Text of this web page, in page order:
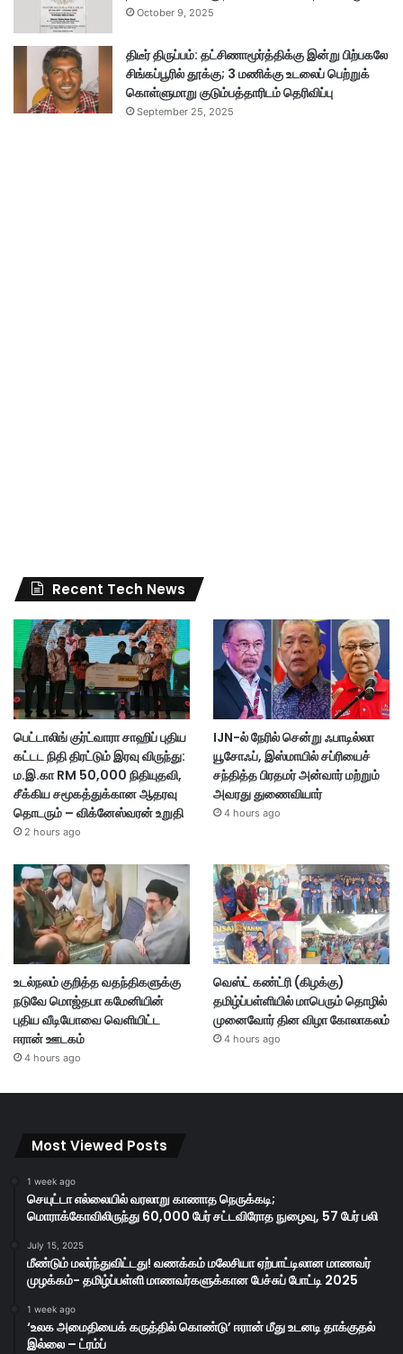
October 9, 2025
திடீர் திருப்பம்: தட்சிணாமூர்த்திக்கு இன்று பிற்பகலே
சிங்கப்பூரில் தூக்கு; 3 மணிக்கு உடலைப் பெற்றுக்
கொள்ளுமாறு குடும்பத்தாரிடம் தெரிவிப்பு
September 25, 2025
Recent Tech News
பெட்டாலிங் குர்ட்வாரா சாஹிப் புதிய
கட்டட நிதி திரட்டும் இரவு விருந்து:
ம.இ.கா RM 50,000 நிதியுதவி,
சீக்கிய சமூகத்துக்கான ஆதரவு
தொடரும் – விக்னேஸ்வரன் உறுதி
2 hours ago
IJN-ல் நேரில் சென்று ஃபாடில்லா
யூசோஃப், இஸ்மாயில் சப்ரியைச்
சந்தித்த பிரதமர் அன்வார் மற்றும்
அவரது துணைவியார்
4 hours ago
உடல்நலம் குறித்த வதந்திகளுக்கு
நடுவே மொஜ்தபா கமேனியின்
புதிய வீடியோவை வெளியிட்ட
ஈரான் ஊடகம்
4 hours ago
வெஸ்ட் கண்ட்ரி (கிழக்கு)
தமிழ்ப்பள்ளியில் மாபெரும் தொழில்
முனைவோர் தின விழா கோலாகலம்
4 hours ago
Most Viewed Posts
1 week ago
செயுட்டா எல்லையில் வரலாறு காணாத நெருக்கடி;
மொராக்கோவிலிருந்து 60,000 பேர் சட்டவிரோத நுழைவு, 57 பேர் பலி
July 15, 2025
மீண்டும் மலர்ந்துவிட்டது! வணக்கம் மலேசியா ஏற்பாட்டிலான மாணவர்
முழக்கம்- தமிழ்ப்பள்ளி மாணவர்களுக்கான பேச்சுப் போட்டி 2025
1 week ago
‘உலக அமைதியைக் கருத்தில் கொண்டு’ ஈரான் மீது உடனடி தாக்குதல்
இல்லை – ட்ரம்ப்